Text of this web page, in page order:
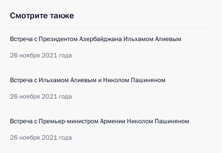
Смотрите также
Встреча с Президентом Азербайджана Ильхамом Алиевым
26 ноября 2021 года
Встреча с Ильхамом Алиевым и Николом Пашиняном
26 ноября 2021 года
Встреча с Премьер-министром Армении Николом Пашиняном
26 ноября 2021 года